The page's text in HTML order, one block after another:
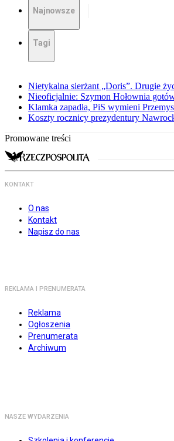
Najnowsze
Tagi
Nietykalna sierżant „Doris”. Drugie
Nieoficjalnie: Szymon Hołownia
Klamka zapadła, PiS wymieni
Koszty rocznicy prezydentury
Promowane treści
KONTAKT
O nas
Kontakt
Napisz do nas
REKLAMA I PRENUMERATA
Reklama
Ogłoszenia
Prenumerata
Archiwum
NASZE WYDARZENIA